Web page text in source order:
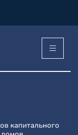
капитального